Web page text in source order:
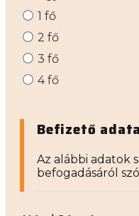
1 fő
2 fő
3 fő
4 fő
Befizető
Az alábbi adatok
befogadásáról